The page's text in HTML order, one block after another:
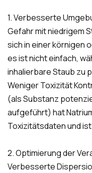
1. Verbesserte
Gefahr mit niedrigem
sich in einer körnigen
es ist nicht einfach,
inhalierbare Staub zu
Weniger Toxizität
(als Substanz
aufgeführt) hat
Toxizitätsdaten und
2. Optimierung der
Verbesserte